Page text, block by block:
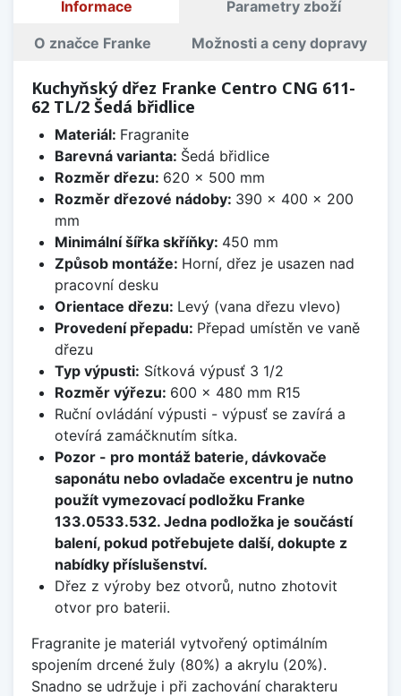
Informace Parametry zboží
O značce Franke Možnosti a ceny dopravy
Kuchyňský dřez Franke Centro CNG 611-
62 TL/2 Šedá břidlice
Materiál: Fragranite
Barevná varianta: Šedá břidlice
Rozměr dřezu: 620 x 500 mm
Rozměr dřezové nádoby: 390 x 400 x 200
mm
Minimální šířka skříňky: 450 mm
Způsob montáže: Horní, dřez je usazen nad
pracovní desku
Orientace dřezu: Levý (vana dřezu vlevo)
Provedení přepadu: Přepad umístěn ve vaně
dřezu
Typ výpusti: Sítková výpusť 3 1/2
Rozměr výřezu: 600 x 480 mm R15
Ruční ovládání výpusti - výpusť se zavírá a
otevírá zamáčknutím sítka.
Pozor - pro montáž baterie, dávkovače
saponátu nebo ovladače excentru je nutno
použít vymezovací podložku Franke
133.0533.532. Jedna podložka je součástí
balení, pokud potřebujete další, dokupte z
nabídky příslušenství.
Dřez z výroby bez otvorů, nutno zhotovit
otvor pro baterii.
Fragranite je materiál vytvořený optimálním
spojením drcené žuly (80%) a akrylu (20%).
Snadno se udržuje i při zachování charakteru